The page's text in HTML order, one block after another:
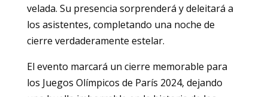
velada. Su presencia sorprenderá y deleitará a
los asistentes, completando una noche de
cierre verdaderamente estelar.
El evento marcará un cierre memorable para
los Juegos Olímpicos de París 2024, dejando